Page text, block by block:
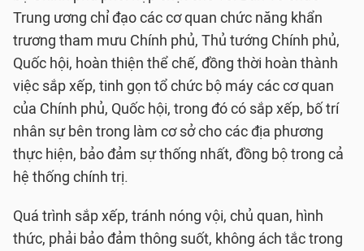
Trung ương chỉ đạo các cơ quan chức năng khẩn
trương tham mưu Chính phủ, Thủ tướng Chính phủ,
Quốc hội, hoàn thiện thể chế, đồng thời hoàn thành
việc sắp xếp, tinh gọn tổ chức bộ máy các cơ quan
của Chính phủ, Quốc hội, trong đó có sắp xếp, bố trí
nhân sự bên trong làm cơ sở cho các địa phương
thực hiện, bảo đảm sự thống nhất, đồng bộ trong cả
hệ thống chính trị.
Quá trình sắp xếp, tránh nóng vội, chủ quan, hình
thức, phải bảo đảm thông suốt, không ách tắc trong